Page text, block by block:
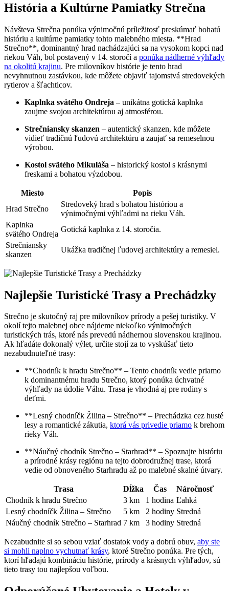
História a Kultúrne Pamiatky Strečna
Návšteva Strečna ponúka výnimočnú príležitosť preskúmať bohatú
históriu a kultúrne pamiatky tohto malebného miesta. **Hrad
Strečno**, dominantný hrad nachádzajúci sa na vysokom kopci nad
riekou Váh, bol postavený v 14. storočí a ponúka nádherné výhľady
na okolitú krajinu. Pre milovníkov histórie je tento hrad
nevyhnutnou zastávkou, kde môžete objaviť tajomstvá stredovekých
rytierov a šľachticov.
Kaplnka svätého Ondreja – unikátna gotická kaplnka
zaujme svojou architektúrou aj atmosférou.
Strečniansky skanzen – autentický skanzen, kde môžete
vidieť tradičnú ľudovú architektúru a zaujať sa remeselnou
výrobou.
Kostol svätého Mikuláša – historický kostol s krásnymi
freskami a bohatou výzdobou.
Miesto
Popis
Hrad Strečno
Stredoveký hrad s bohatou históriou a
výnimočnými výhľadmi na rieku Váh.
Kaplnka
svätého Ondreja
Gotická kaplnka z 14. storočia.
Strečniansky
skanzen
Ukážka tradičnej ľudovej architektúry a remesiel.
Najlepšie Turistické Trasy a Prechádzky
Strečno je skutočný raj pre milovníkov prírody a pešej turistiky. V
okolí tejto malebnej obce nájdeme niekoľko výnimočných
turistických trás, ktoré nás prevedú nádhernou slovenskou krajinou.
Ak hľadáte dokonalý výlet, určite stojí za to vyskúšať tieto
nezabudnuteľné trasy:
**Chodník k hradu Strečno** – Tento chodník vedie priamo
k dominantnému hradu Strečno, ktorý ponúka úchvatné
výhľady na údolie Váhu. Trasa je vhodná aj pre rodiny s
deťmi.
**Lesný chodníčk Žilina – Strečno** – Prechádzka cez husté
lesy a romantické zákutia, ktorá vás privedie priamo k brehom
rieky Váh.
**Náučný chodník Strečno – Starhrad** – Spoznajte históriu
a prírodné krásy regiónu na tejto dobrodružnej trase, ktorá
vedie od obnoveného Starhradu až po malebné skalné útvary.
Trasa Dĺžka Čas
Náročnosť
Chodník k hradu Strečno
3 km 1 hodina Ľahká
Lesný chodníčk Žilina – Strečno
5 km 2 hodiny Stredná
Náučný chodník Strečno – Starhrad 7 km 3 hodiny Stredná
Nezabudnite si so sebou vziať dostatok vody a dobrú obuv, aby ste
si mohli naplno vychutnať krásy, ktoré Strečno ponúka. Pre tých,
ktorí hľadajú kombináciu histórie, prírody a krásnych výhľadov, sú
tieto trasy tou najlepšou voľbou.